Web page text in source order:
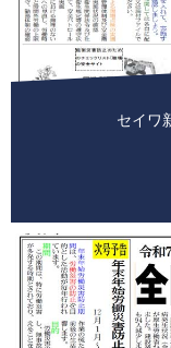
セイワ